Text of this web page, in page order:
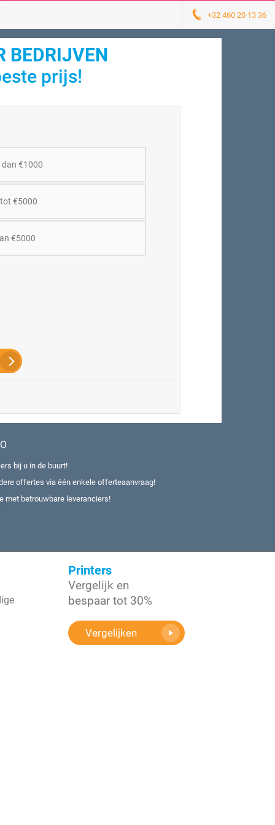
+32 460 20 13 36
BEDRIJVEN
prijs!
dan €1000
€5000
€5000
bij u in de buurt!
offertes via één enkele offerteaanvraag!
met betrouwbare leveranciers!
Printers
Vergelijk en
bespaar tot 30%
Vergelijken